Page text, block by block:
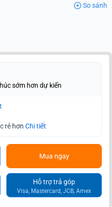
So sánh
sớm hơn dự kiến
rẻ hơn Chi tiết
Mua ngay
Hỗ trợ trả góp
Visa, Mastercard, JCB, Amex